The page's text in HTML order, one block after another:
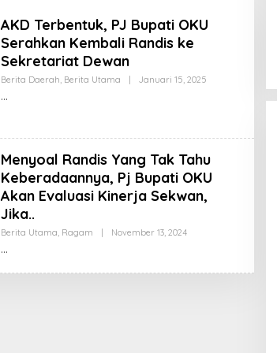
AKD Terbentuk, PJ Bupati OKU
Serahkan Kembali Randis ke
Sekretariat Dewan
Berita Daerah Berita Utama | Januari 15, 2025Oleh
Menyoal Randis Yang Tak Tahu
Keberadaannya, Pj Bupati OKU
Akan Evaluasi Kinerja Sekwan,
Jika..
Berita Utama Ragam | November 13, 2024Oleh
Dipecat, Satu Mengundurkan Diri
Di Berita Daerah, Politik | Februari 28, 2025